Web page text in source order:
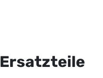
Ersatzteile